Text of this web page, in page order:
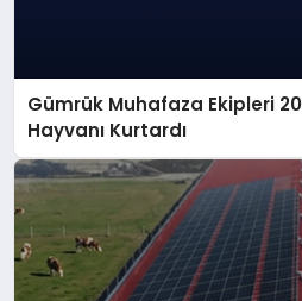
Gümrük Muhafaza Ekipleri
Hayvanı Kurtardı